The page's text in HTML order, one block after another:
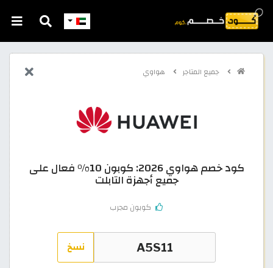
جميع المتاجر هواوي
كود خصم هواوي 2026: كوبون 10% فعال على
جميع أجهزة التابلت
كوبون مجرب
نسخ